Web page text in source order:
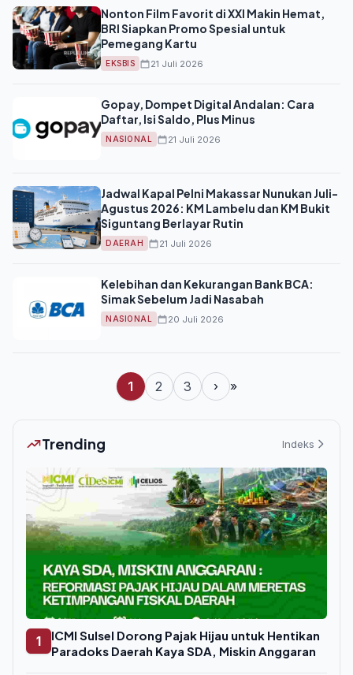
Nonton Film Favorit di XXI Makin Hemat,
BRI Siapkan Promo Spesial untuk
Pemegang Kartu
EKSBIS 21 Juli 2026
Gopay, Dompet Digital Andalan: Cara
Daftar, Isi Saldo, Plus Minus
NASIONAL 21 Juli 2026
Jadwal Kapal Pelni Makassar Nunukan Juli-
Agustus 2026: KM Lambelu dan KM Bukit
Siguntang Berlayar Rutin
DAERAH 21 Juli 2026
Kelebihan dan Kekurangan Bank BCA:
Simak Sebelum Jadi Nasabah
NASIONAL 20 Juli 2026
1 2 3 › »
Trending Indeks
1
ICMI Sulsel Dorong Pajak Hijau untuk Hentikan
Paradoks Daerah Kaya SDA, Miskin Anggaran